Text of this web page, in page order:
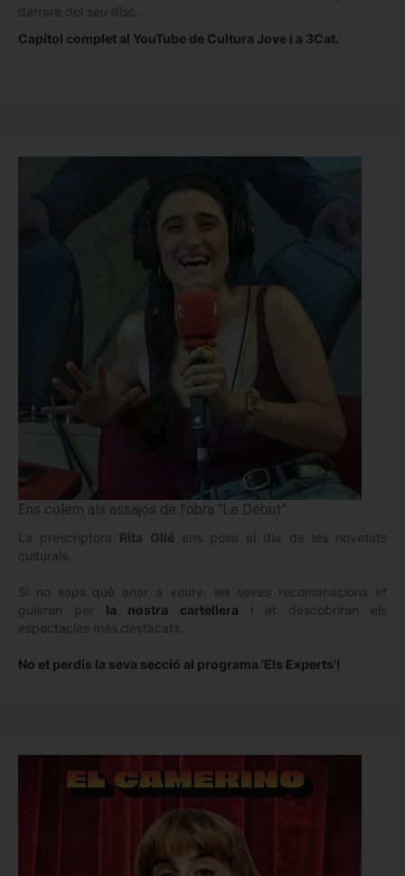
darrere del seu disc.
Capítol complet al YouTube de Cultura Jove i a 3Cat.
Ens colem als assajos de l'obra "Le Début"
La prescriptora Rita Ollé ens posa al dia de les novetats
culturals.
Si no saps què anar a veure, les seves recomanacions et
guiaran per la nostra cartellera i et descobriran els
espectacles més destacats.
No et perdis la seva secció al programa 'Els Experts'!